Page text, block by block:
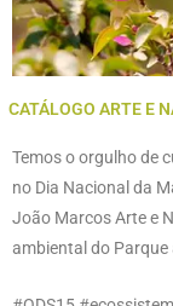
CATÁLOGO ARTE E
Temos o orgulho de
no Dia Nacional da
João Marcos Arte e
ambiental do